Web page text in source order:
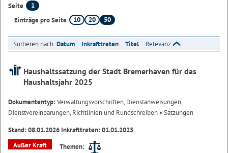
Seite
1
Einträge pro Seite
10 20 50
Sortieren nach:Datum Inkrafttreten Titel Relevanz
Haushaltssatzung der Stadt Bremerhaven für das
Haushaltsjahr 2025
Dokumententyp:Verwaltungsvorschriften, Dienstanweisungen,
Dienstvereinbarungen, Richtlinien und Rundschreiben • Satzungen
Stand: 08.01.2026 Inkrafttreten: 01.01.2025
Außer Kraft
Themen: